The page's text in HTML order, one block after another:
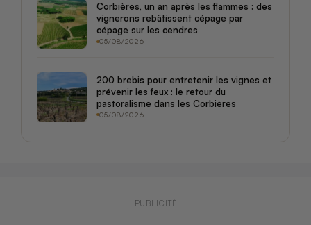
Corbières, un an après les flammes : des
vignerons rebâtissent cépage par
cépage sur les cendres
05/08/2026
200 brebis pour entretenir les vignes et
prévenir les feux : le retour du
pastoralisme dans les Corbières
05/08/2026
PUBLICITÉ